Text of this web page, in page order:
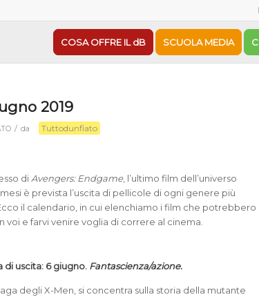
COSA OFFRE IL dB SCUOLA MEDIA
2019
/ da Tuttodunfiato
di Avengers: Endgame, l’ultimo film dell’universo
è prevista l’uscita di pellicole di ogni genere più
il calendario, in cui elenchiamo i film che potrebbero
voi e farvi venire voglia di correre al cinema.
uscita: 6 giugno. Fantascienza/azione.
degli X-Men, si concentra sulla storia della mutante